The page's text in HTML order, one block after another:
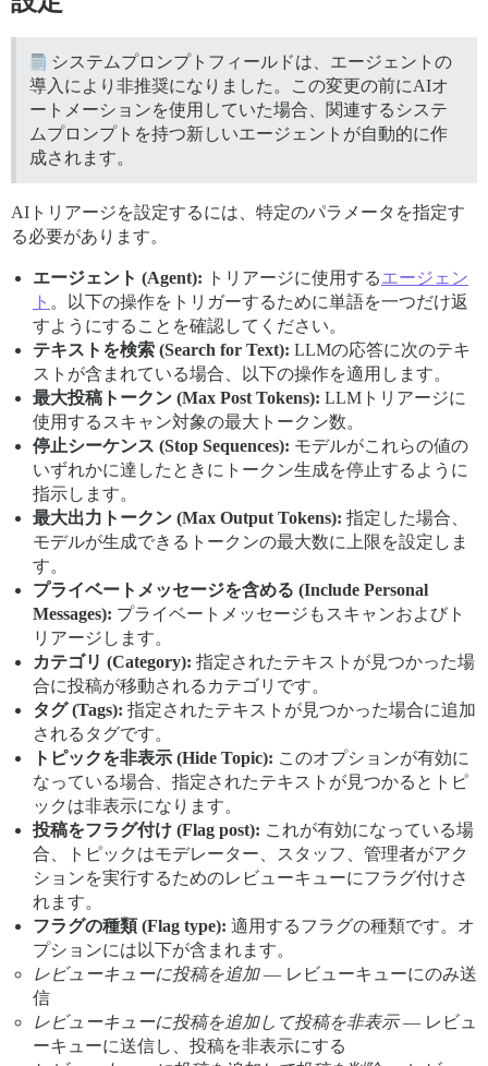
システムプロンプトフィールドは、エージェントの
導入により非推奨になりました。この変更の前にAIオ
ートメーションを使用していた場合、関連するシステ
ムプロンプトを持つ新しいエージェントが自動的に作
成されます。
AIトリアージを設定するには、特定のパラメータを指定す
る必要があります。
エージェント (Agent): トリアージに使用するエージェン
ト 。以下の操作をトリガーするために単語を一つだけ返
すようにすることを確認してください。
テキストを検索 (Search for Text): LLMの応答に次のテキ
ストが含まれている場合、以下の操作を適用します。
最大投稿トークン (Max Post Tokens): LLMトリアージに
使用するスキャン対象の最大トークン数。
停止シーケンス (Stop Sequences): モデルがこれらの値の
いずれかに達したときにトークン生成を停止するように
指示します。
最大出力トークン (Max Output Tokens): 指定した場合、
モデルが生成できるトークンの最大数に上限を設定しま
す。
プライベートメッセージを含める (Include Personal
Messages): プライベートメッセージもスキャンおよびト
リアージします。
カテゴリ (Category): 指定されたテキストが見つかった場
合に投稿が移動されるカテゴリです。
タグ (Tags): 指定されたテキストが見つかった場合に追加
されるタグです。
トピックを非表示 (Hide Topic): このオプションが有効に
なっている場合、指定されたテキストが見つかるとトピ
ックは非表示になります。
投稿をフラグ付け (Flag post): これが有効になっている場
合、トピックはモデレーター、スタッフ、管理者がアク
ションを実行するためのレビューキューにフラグ付けさ
れます。
フラグの種類 (Flag type): 適用するフラグの種類です。オ
プションには以下が含まれます。
レビューキューに投稿を追加— レビューキューにのみ送
信
レビューキューに投稿を追加して投稿を非表示— レビュ
ーキューに送信し、投稿を非表示にする